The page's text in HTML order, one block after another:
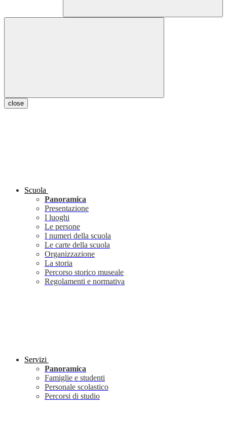
close
Scuola
Panoramica
Presentazione
I luoghi
Le persone
I numeri della scuola
Le carte della scuola
Organizzazione
La storia
Percorso storico museale
Regolamenti e normativa
Servizi
Panoramica
Famiglie e studenti
Personale scolastico
Percorsi di studio